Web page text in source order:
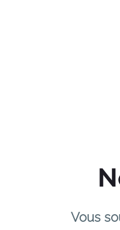
Vous